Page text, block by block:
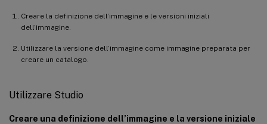
Creare la definizione dell’immagine e le versioni iniziali
dell’immagine.
Utilizzare la versione dell’immagine come immagine preparata per
creare un catalogo.
Utilizzare Studio
Creare una definizione dell’immagine e la versione iniziale